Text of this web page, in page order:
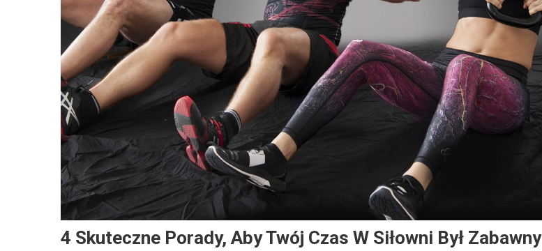
4 Skuteczne Porady, Aby Twój Czas W Siłowni Był Zabawny